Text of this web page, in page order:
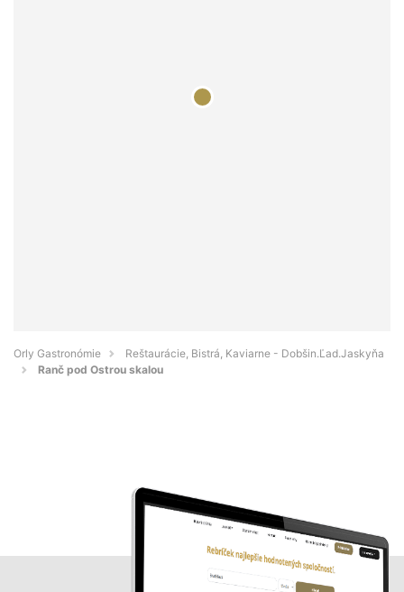
Orly Gastronómie
Reštaurácie, Bistrá, Kaviarne - Dobšin.Ľad.Jaskyňa
Ranč pod Ostrou skalou